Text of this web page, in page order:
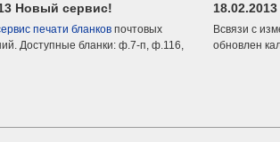
Новый сервис!
печати бланков почтовых
Доступные бланки: ф.7-п, ф.116,
Всвязи с
обновлен